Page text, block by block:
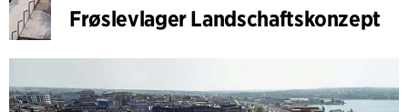
Frøslevlager Landschaftskonzept